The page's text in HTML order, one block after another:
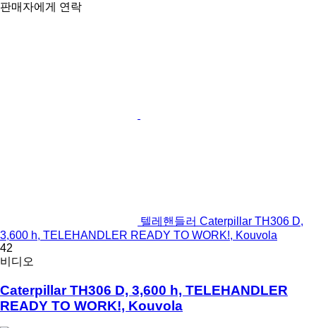
판매자에게 연락
텔레핸들러 Caterpillar TH306 D,
3,600 h, TELEHANDLER READY TO WORK!, Kouvola
42
비디오
Caterpillar TH306 D, 3,600 h, TELEHANDLER
READY TO WORK!, Kouvola